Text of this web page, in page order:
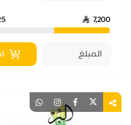
7,200